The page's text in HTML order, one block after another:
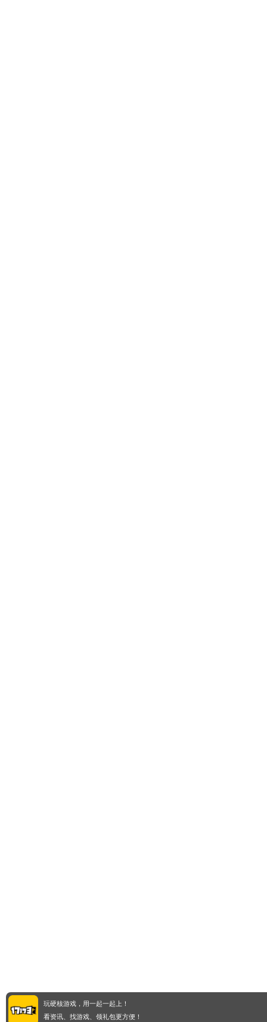
玩硬核游戏，用一起一起上！
看资讯、找游戏、领礼包更方便！